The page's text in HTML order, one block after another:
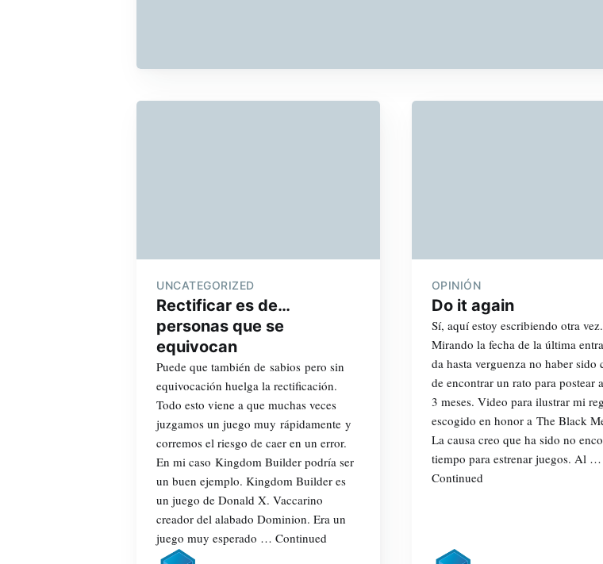
UNCATEGORIZED
Rectificar es de…
personas que se
equivocan
Puede que también de sabios pero sin
equivocación huelga la rectificación.
Todo esto viene a que muchas veces
juzgamos un juego muy rápidamente y
corremos el riesgo de caer en un error.
En mi caso Kingdom Builder podría ser
un buen ejemplo. Kingdom Builder es
un juego de Donald X. Vaccarino
creador del alabado Dominion. Era un
juego muy esperado … Continued
OPINIÓN
Do it again
Sí, aquí estoy escribiendo otra vez.
Mirando la fecha de la última
da hasta verguenza no haber sido
de encontrar un rato para postear
3 meses. Video para ilustrar mi
escogido en honor a The Black
La causa creo que ha sido no
tiempo para estrenar juegos. Al …
Continued